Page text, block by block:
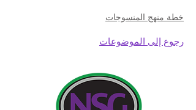
خطة منهج المنسوجات
رجوع إلى الموضوعات